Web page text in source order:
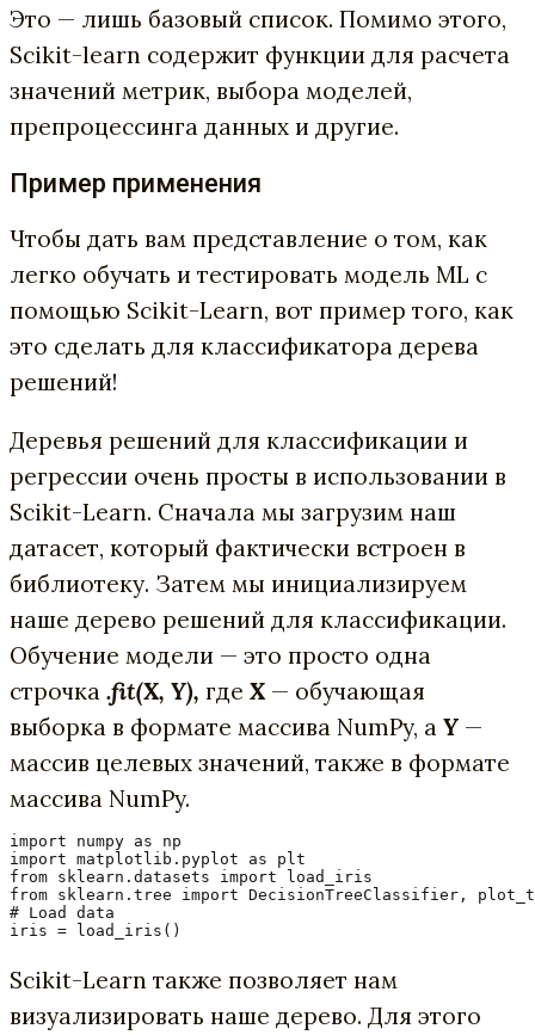
Это — лишь базовый список. Помимо этого,
Scikit-learn содержит функции для расчета
значений метрик, выбора моделей,
препроцессинга данных и другие.
Пример применения
Чтобы дать вам представление о том, как
легко обучать и тестировать модель ML с
помощью Scikit-Learn, вот пример того, как
это сделать для классификатора дерева
решений!
Деревья решений для классификации и
регрессии очень просты в использовании в
Scikit-Learn. Сначала мы загрузим наш
датасет, который фактически встроен в
библиотеку. Затем мы инициализируем
наше дерево решений для классификации.
Обучение модели — это просто одна
строчка .fit(X, Y), где X — обучающая
выборка в формате массива NumPy, а Y —
массив целевых значений, также в формате
массива NumPy.
import numpy as np
import matplotlib.pyplot as plt
from sklearn.datasets import load_iris
from sklearn.tree import DecisionTreeClassifier,
# Load data
iris = load_iris()
Scikit-Learn также позволяет нам
визуализировать наше дерево. Для этого